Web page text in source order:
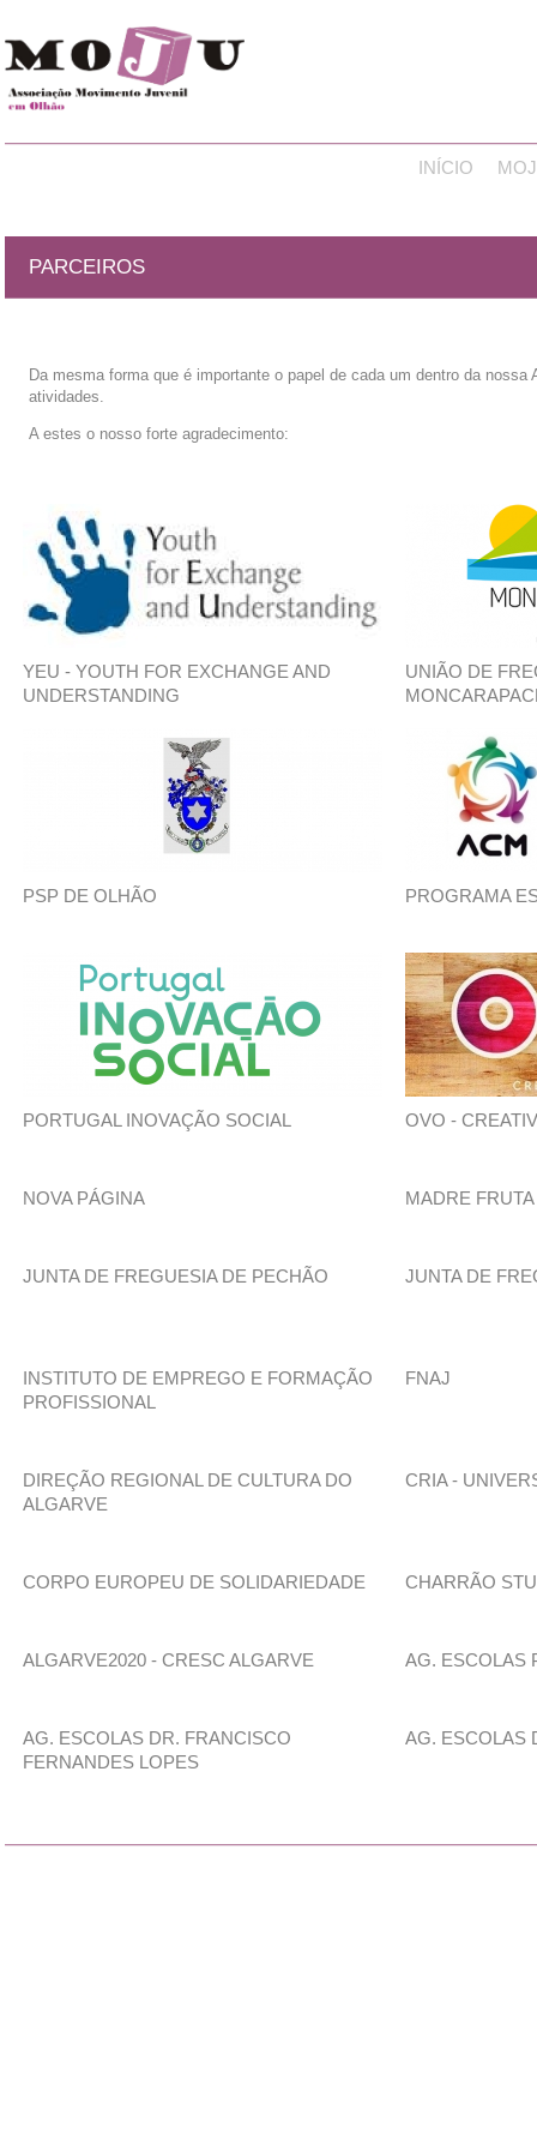
INÍCIO
PARCEIROS
Da mesma forma que é importante o papel de cada um dentro da
atividades.
A estes o nosso forte agradecimento:
YEU - YOUTH FOR EXCHANGE AND
UNDERSTANDING
UNIÃO DE
PSP DE OLHÃO PROGRAMA
PORTUGAL INOVAÇÃO SOCIAL OVO -
NOVA PÁGINA MADRE FRUTA
JUNTA DE FREGUESIA DE PECHÃO JUNTA DE
INSTITUTO DE EMPREGO E FORMAÇÃO
PROFISSIONAL
FNAJ
DIREÇÃO REGIONAL DE CULTURA DO
ALGARVE
CRIA -
CORPO EUROPEU DE SOLIDARIEDADE CHARRÃO
ALGARVE2020 - CRESC ALGARVE AG. ESCOLAS
AG. ESCOLAS DR. FRANCISCO
FERNANDES LOPES
AG. ESCOLAS